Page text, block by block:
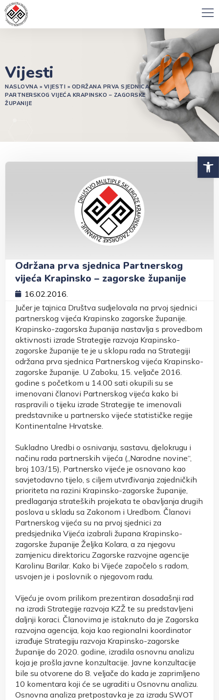
Vijesti
NASLOVNA » VIJESTI » ODRŽANA PRVA SJEDNICA
PARTNERSKOG VIJEĆA KRAPINSKO – ZAGORSKE
ŽUPANIJE
Održana prva sjednica Partnerskog
vijeća Krapinsko – zagorske županije
16.02.2016.
Jučer je tajnica Društva sudjelovala na prvoj sjednici
partnerskog vijeća Krapinsko zagorske županije.
Krapinsko-zagorska županija nastavlja s provedbom
aktivnosti izrade Strategije razvoja Krapinsko-
zagorske županije te je u sklopu rada na Strategiji
održana prva sjednica Partnerskog vijeća Krapinsko-
zagorske županije. U Zaboku, 15. veljače 2016.
godine s početkom u 14.00 sati okupili su se
imenovani članovi Partnerskog vijeća kako bi
raspravili o tijeku izrade Strategije te imenovali
predstavnike u partnersko vijeće statističke regije
Kontinentalne Hrvatske.
Sukladno Uredbi o osnivanju, sastavu, djelokrugu i
načinu rada partnerskih vijeća („Narodne novine“,
broj 103/15), Partnersko vijeće je osnovano kao
savjetodavno tijelo, s ciljem utvrđivanja zajedničkih
prioriteta na razini Krapinsko-zagorske županije,
predlaganja strateških projekata te obavljanja drugih
poslova u skladu sa Zakonom i Uredbom. Članovi
Partnerskog vijeća su na prvoj sjednici za
predsjednika Vijeća izabrali župana Krapinsko-
zagorske županije Željka Kolara, a za njegovu
zamjenicu direktoricu Zagorske razvojne agencije
Karolinu Barilar. Kako bi Vijeće započelo s radom,
usvojen je i poslovnik o njegovom radu.
Vijeću je ovom prilikom prezentiran dosadašnji rad
na izradi Strategije razvoja KZŽ te su predstavljeni
daljnji koraci. Članovima je istaknuto da je Zagorska
razvojna agencija, koja kao regionalni koordinator
izrađuje Strategiju razvoja Krapinsko-zagorske
županije do 2020. godine, izradila osnovnu analizu
koja je prošla javne konzultacije. Javne konzultacije
bile su otvorene do 8. veljače do kada je zaprimljeno
10 komentara koji će se ugraditi u Osnovnu analizu.
Osnovna analiza pretpostavka je za izradu SWOT